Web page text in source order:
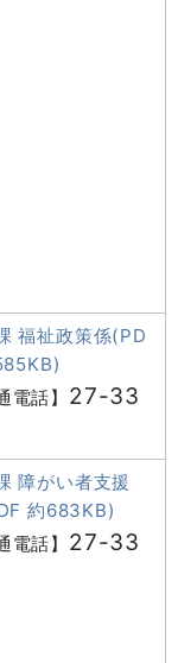
福祉政策係(PD
電話】 27-33
障がい者支援
約683KB)
電話】 27-33